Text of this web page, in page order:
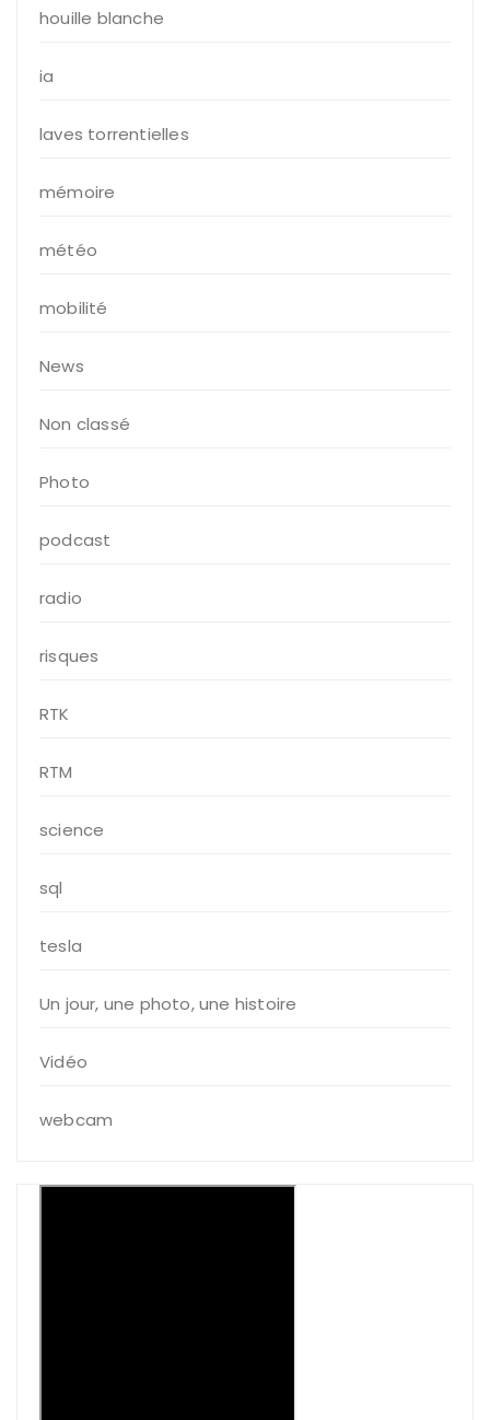
houille blanche
ia
laves torrentielles
mémoire
météo
mobilité
News
Non classé
Photo
podcast
radio
risques
RTK
RTM
science
sql
tesla
Un jour, une photo, une histoire
Vidéo
webcam